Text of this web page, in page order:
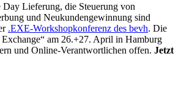
Day Lieferung, die Steuerung von
und Neukundengewinnung sind
.EXE-Workshopkonferenz des bevh. Die
Exchange“ am 26.+27. April in Hamburg
und Online-Verantwortlichen offen. Jetzt